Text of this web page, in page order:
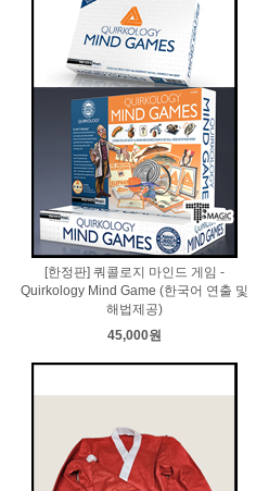
[한정판] 쿼콜로지 마인드 게임 -
Quirkology Mind Game (한국어 연출 및
해법제공)
45,000원